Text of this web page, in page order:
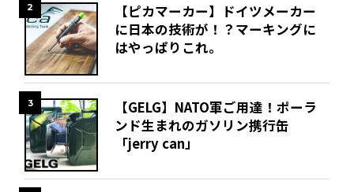
2
【ピカマーカー】ドイツメーカー
に日本の技術が！？マーキングに
はやっぱりこれ。
3
【GELG】NATO軍ご用達！ポーラ
ンド生まれのガソリン携行缶
「jerry can」